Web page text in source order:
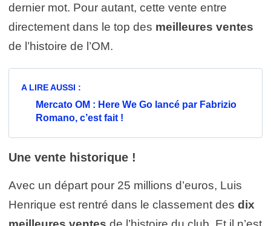
dernier mot. Pour autant, cette vente entre
directement dans le top des meilleures ventes
de l’histoire de l’OM.
A LIRE AUSSI :
Mercato OM : Here We Go lancé par Fabrizio
Romano, c’est fait !
Une vente historique !
Avec un départ pour 25 millions d’euros, Luis
Henrique est rentré dans le classement des dix